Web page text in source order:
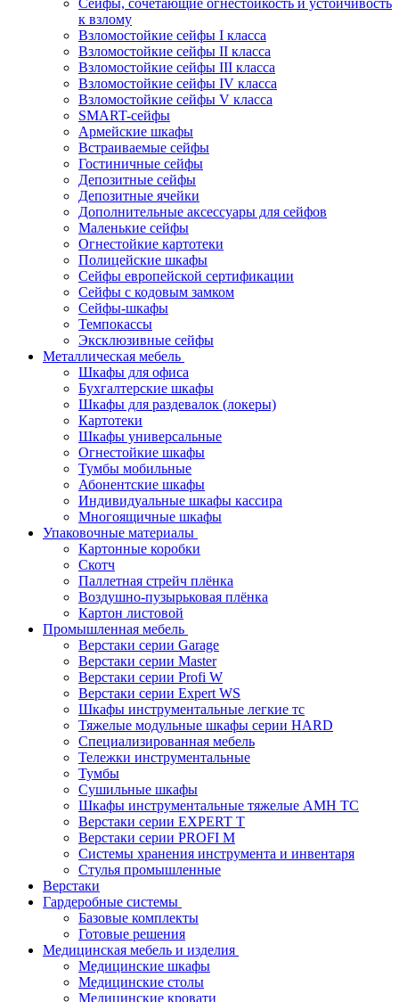
Сейфы, сочетающие огнестойкость и устойчивость
к взлому
Взломостойкие сейфы I класса
Взломостойкие сейфы II класса
Взломостойкие сейфы III класса
Взломостойкие сейфы IV класса
Взломостойкие сейфы V класса
SMART-сейфы
Армейские шкафы
Встраиваемые сейфы
Гостиничные сейфы
Депозитные сейфы
Депозитные ячейки
Дополнительные аксессуары для сейфов
Маленькие сейфы
Огнестойкие картотеки
Полицейские шкафы
Сейфы европейской сертификации
Сейфы с кодовым замком
Сейфы-шкафы
Темпокассы
Эксклюзивные сейфы
Металлическая мебель
Шкафы для офиса
Бухгалтерские шкафы
Шкафы для раздевалок (локеры)
Картотеки
Шкафы универсальные
Огнестойкие шкафы
Тумбы мобильные
Абонентские шкафы
Индивидуальные шкафы кассира
Многоящичные шкафы
Упаковочные материалы
Картонные коробки
Скотч
Паллетная стрейч плёнка
Воздушно-пузырьковая плёнка
Картон листовой
Промышленная мебель
Верстаки серии Garage
Верстаки серии Master
Верстаки серии Profi W
Верстаки серии Expert WS
Шкафы инструментальные легкие тс
Тяжелые модульные шкафы серии HARD
Cпециализированная мебель
Тележки инструментальные
Тумбы
Cушильные шкафы
Шкафы инструментальные тяжелые AMH TC
Верстаки серии EXPERT T
Верстаки серии PROFI M
Системы хранения инструмента и инвентаря
Стулья промышленные
Верстаки
Гардеробные системы
Базовые комплекты
Готовые решения
Медицинская мебель и изделия
Медицинские шкафы
Медицинские столы
Медицинские кровати